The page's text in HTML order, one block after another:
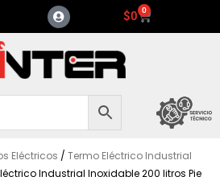
$0 0
Carrito
Eléctricos / Termo Eléctrico Industrial
Industrial Inoxidable 200 litros Pie